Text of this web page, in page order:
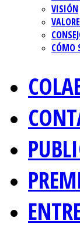
VISIÓN
CÓMO